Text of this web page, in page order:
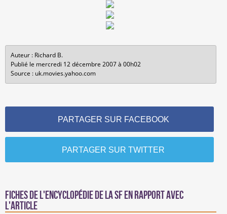
Auteur : Richard B.
Publié le mercredi 12 décembre 2007 à 00h02
Source : uk.movies.yahoo.com
PARTAGER SUR FACEBOOK
PARTAGER SUR TWITTER
Fiches de l'encyclopédie de la SF en rapport avec
l'article